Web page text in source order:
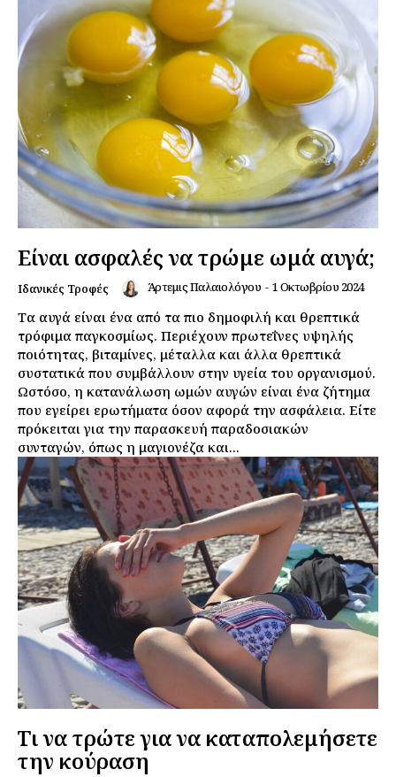
Είναι ασφαλές να τρώμε ωμά αυγά;
Ιδανικές Τροφές Άρτεμις Παλαιολόγου - 1 Οκτωβρίου 2024
Τα αυγά είναι ένα από τα πιο δημοφιλή και θρεπτικά
τρόφιμα παγκοσμίως. Περιέχουν πρωτεΐνες υψηλής
ποιότητας, βιταμίνες, μέταλλα και άλλα θρεπτικά
συστατικά που συμβάλλουν στην υγεία του οργανισμού.
Ωστόσο, η κατανάλωση ωμών αυγών είναι ένα ζήτημα
που εγείρει ερωτήματα όσον αφορά την ασφάλεια. Είτε
πρόκειται για την παρασκευή παραδοσιακών
συνταγών, όπως η μαγιονέζα και...
Τι να τρώτε για να καταπολεμήσετε
την κούραση